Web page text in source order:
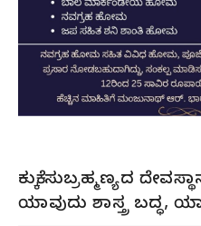
ಕುಕ್ಕೆ ಸುಬ್ರಹ್ಮಣ್ಯದ
ಯಾವುದು ಶಾಸ್ತ್ರ ಬದ್ಧ,